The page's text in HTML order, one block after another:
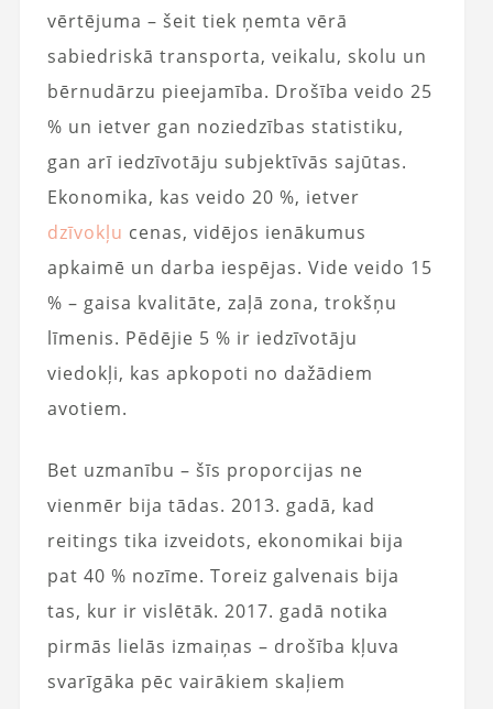
vērtējuma – šeit tiek ņemta vērā
sabiedriskā transporta, veikalu, skolu un
bērnudārzu pieejamība. Drošība veido 25
% un ietver gan noziedzības statistiku,
gan arī iedzīvotāju subjektīvās sajūtas.
Ekonomika, kas veido 20 %, ietver
dzīvokļu cenas, vidējos ienākumus
apkaimē un darba iespējas. Vide veido 15
% – gaisa kvalitāte, zaļā zona, trokšņu
līmenis. Pēdējie 5 % ir iedzīvotāju
viedokļi, kas apkopoti no dažādiem
avotiem.
Bet uzmanību – šīs proporcijas ne
vienmēr bija tādas. 2013. gadā, kad
reitings tika izveidots, ekonomikai bija
pat 40 % nozīme. Toreiz galvenais bija
tas, kur ir vislētāk. 2017. gadā notika
pirmās lielās izmaiņas – drošība kļuva
svarīgāka pēc vairākiem skaļiem